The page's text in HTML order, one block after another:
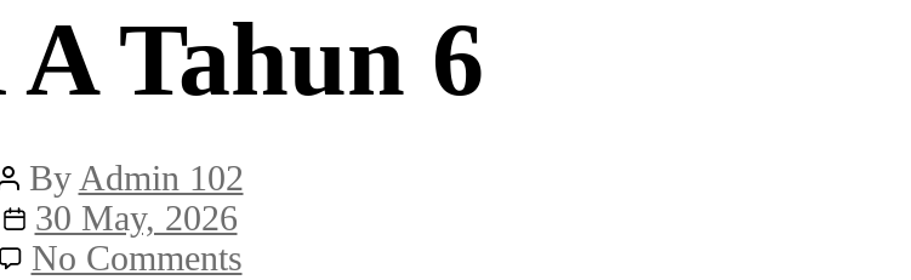
Tahun 6
author
By Admin 102
Post
date
30 May, 2026
No Commentson